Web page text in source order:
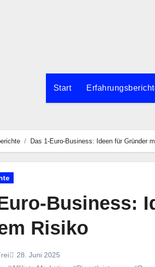
Start
Das 1-Euro-Business: Ideen für Gründer
Business:
Risiko
28. Juni 2025